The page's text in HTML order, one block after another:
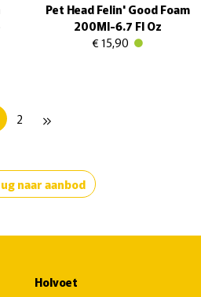
Pet Head Felin' Good Foam
200Ml-6.7 Fl Oz
€ 15,90
2 keyboard_double_arrow_right
naar aanbod
Holvoet